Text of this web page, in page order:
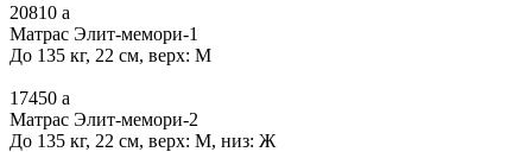
20810 a
Матрас Элит-мемори-1
До 135 кг, 22 см, верх: М
17450 a
Матрас Элит-мемори-2
До 135 кг, 22 см, верх: М, низ: Ж